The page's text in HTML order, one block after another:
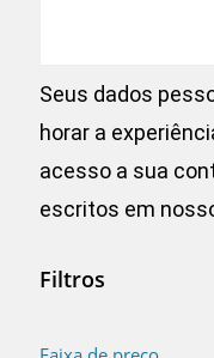
Seus dados
horar a
acesso a sua
escritos em
Filtros